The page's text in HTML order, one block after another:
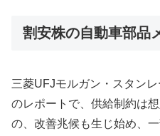
割安株の自動車部品
三菱UFJモルガン・スタン
のレポートで、供給制約は
の、改善兆候も生じ始め、